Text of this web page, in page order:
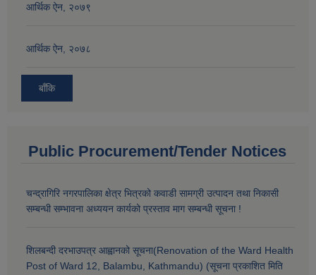
आर्थिक ऐन, २०७९
आर्थिक ऐन, २०७८
बाँकि
Public Procurement/Tender Notices
चन्द्रागिरि नगरपालिका क्षेत्र भित्रको कवाडी सामग्री उत्पादन तथा निकासी
सम्बन्धी सम्भावना अध्ययन कार्यको प्रस्ताव माग सम्बन्धी सूचना !
शिलबन्दी दरभाउपत्र आह्वानको सूचना(Renovation of the Ward Health
Post of Ward 12, Balambu, Kathmandu) (सूचना प्रकाशित मिति